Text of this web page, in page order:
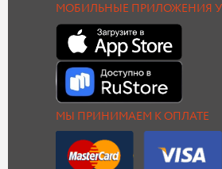
МОБИЛЬНЫЕ ПРИЛОЖЕНИЯ
МЫ ПРИНИМАЕМ К ОПЛАТЕ